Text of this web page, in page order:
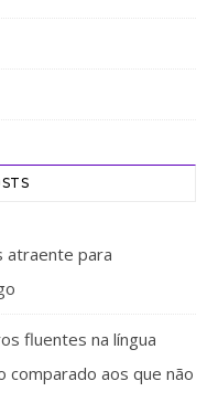
atraente para
fluentes na língua
comparado aos que não